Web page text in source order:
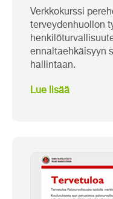
Verkkokurssi
terveydenhuollon
ennaltaehkäisyyn
hallintaan.
Lue lisää